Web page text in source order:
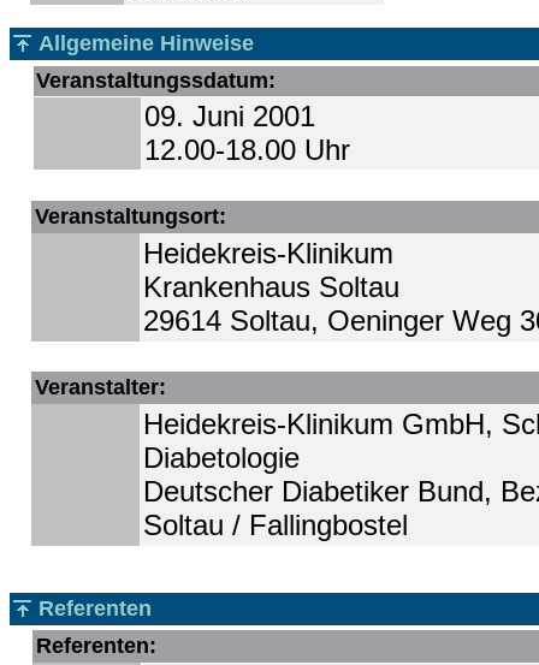
Allgemeine Hinweise
Veranstaltungssdatum:
09. Juni 2001
12.00-18.00 Uhr
Veranstaltungsort:
Heidekreis-Klinikum
Krankenhaus Soltau
29614 Soltau, Oeninger Weg
Veranstalter:
Heidekreis-Klinikum GmbH,
Diabetologie
Deutscher Diabetiker Bund,
Soltau / Fallingbostel
Referenten
Referenten: